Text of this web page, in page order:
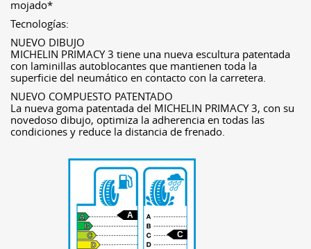
mojado*
Tecnologías:
NUEVO DIBUJO
MICHELIN PRIMACY 3 tiene una nueva escultura patentada
con laminillas autoblocantes que mantienen toda la
superficie del neumático en contacto con la carretera.
NUEVO COMPUESTO PATENTADO
La nueva goma patentada del MICHELIN PRIMACY 3, con su
novedoso dibujo, optimiza la adherencia en todas las
condiciones y reduce la distancia de frenado.
A
C